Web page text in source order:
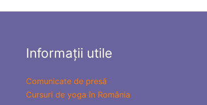
Informații utile
Comunicate de presă
Cursuri de yoga în România